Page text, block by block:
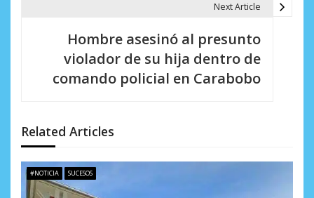
d
e
e
Next Article
Hombre asesinó al presunto
violador de su hija dentro de
comando policial en Carabobo
Related Articles
#NOTICIA SUCESOS